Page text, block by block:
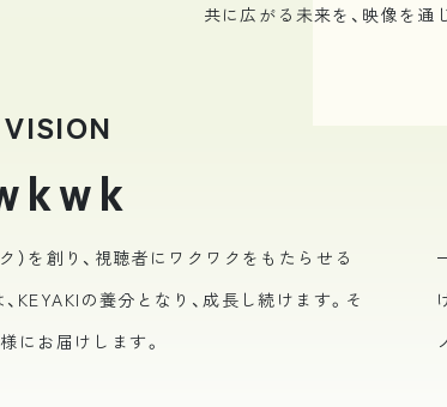
共に広がる未来を、映像を通
VISION
）を創り、視聴者にワクワクをもたらせる
KEYAKIの養分となり、成長し続けます。そ
にお届けします。